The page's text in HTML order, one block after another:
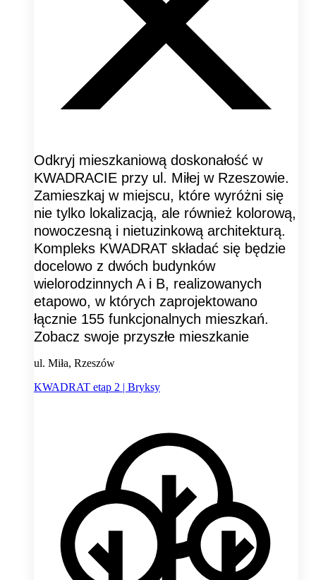
Odkryj mieszkaniową doskonałość w
KWADRACIE przy ul. Miłej w Rzeszowie.
Zamieszkaj w miejscu, które wyróżni się
nie tylko lokalizacją, ale również kolorową,
nowoczesną i nietuzinkową architekturą.
Kompleks KWADRAT składać się będzie
docelowo z dwóch budynków
wielorodzinnych A i B, realizowanych
etapowo, w których zaprojektowano
łącznie 155 funkcjonalnych mieszkań.
Zobacz swoje przyszłe mieszkanie
ul. Miła, Rzeszów
KWADRAT etap 2 | Bryksy